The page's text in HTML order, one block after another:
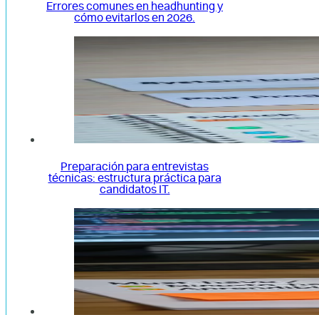
Errores comunes en headhunting y
cómo evitarlos en 2026.
Preparación para entrevistas
técnicas: estructura práctica para
candidatos IT.